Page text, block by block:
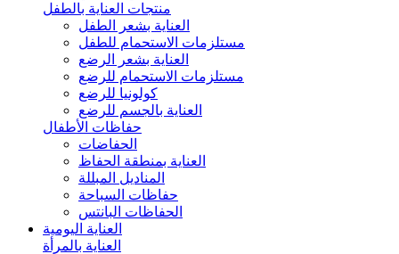
منتجات العناية بالطفل
العناية بشعر الطفل
مستلزمات الاستحمام للطفل
العناية بشعر الرضع
مستلزمات الاستحمام للرضع
كولونيا للرضع
العناية بالجسم للرضع
حفاظات الأطفال
الحفاضات
العناية بمنطقة الحفاظ
المناديل المبللة
حفاظات السباحة
الحفاظات البانتس
العناية اليومية
العناية بالمرأة